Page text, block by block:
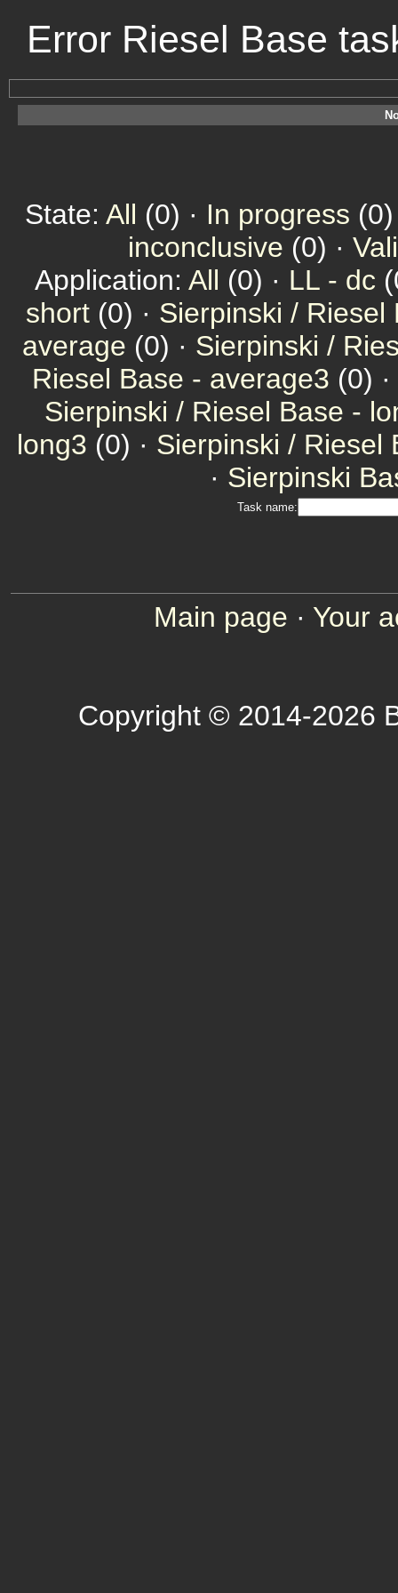
Error Riesel Base
State: All (0) · In progress
inconclusive (0) ·
Application: All (0) · LL - dc
short (0) · Sierpinski / Riesel
average (0) · Sierpinski /
Riesel Base - average3 (0) ·
Sierpinski / Riesel Base -
long3 (0) · Sierpinski / Riesel
· Sierpinski
Task name:
Main page · Your
Copyright © 2014-2026